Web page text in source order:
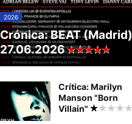
2026
Crónica: BEAT (Madrid)
27.06.2026
Crítica: Marilyn
Manson "Born
Villain"